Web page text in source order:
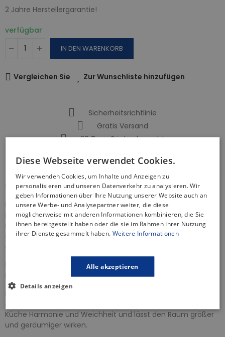
2 Jahre Herstellergarantie!
verfügbar
IN DEN WARENKORB
Vergleichen Sie Zur Wunschliste hinzufügen
Sicherheitsrichtlinie
Gratis Versand
30 Tage Rückgaberecht
BESCHREIBUNG
Die Küchenbatterie ist ein wichtiges Element in jeder Küche.
Die von uns angebotenen Küchenarmaturen zeichnen sich
nicht nur durch ihre Funktionalität, sondern auch durch ihr
ästhetisches Design aus, das Ihrem Spüllbecken einen
Die Küchenarmatur der SerieDARUist in einer modernen
Farbgebung Beige, die Stil und Eleganz in Ihre Küche verleiht.
Beigefarbene Küchenarmaturen sind eine elegante und
Küche Harmonie und Weichheit und lässt den Raum größer
und geräumiger wirken.
Diese Webseite verwendet Cookies.
Wir verwenden Cookies, um Inhalte und Anzeigen zu
personalisieren und unseren Datenverkehr zu analysieren. Wir
geben Informationen über Ihre Nutzung unserer Website auch an
unsere Werbe- und Analysepartner weiter, die diese
möglicherweise mit anderen Informationen kombinieren, die Sie
ihnen bereitgestellt haben oder die sie im Rahmen Ihrer Nutzung
ihrer Dienste gesammelt haben. Weitere Informationen
Alle akzeptieren
Details anzeigen